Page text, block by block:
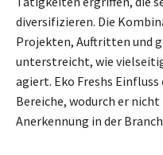
diversifizieren. Die
Projekten, Auftritten und
unterstreicht, wie
agiert. Eko Freshs
Bereiche, wodurch er
Anerkennung in der